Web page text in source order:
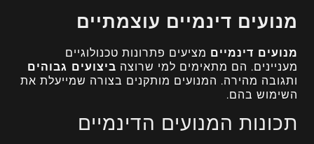
מנועים דינמיים עוצמתיים
מנועים דינמיים מציעים פתרונות טכנולוגיים
מעניינים. הם מתאימים למי שרוצה ביצועים גבוהים
ותגובה מהירה. המנועים מותקנים בצורה שמייעלת את
השימוש בהם.
תכונות המנועים הדינמיים